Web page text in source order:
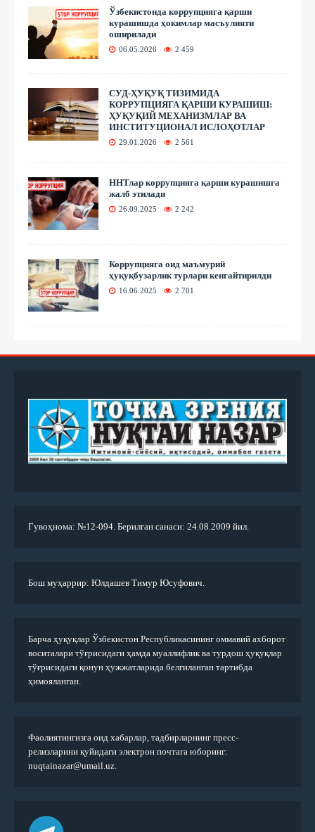
Ўзбекистонда коррупцияга қарши
курашишда ҳокимлар масъулияти
оширилади
06.05.2026 2 459
СУД-ҲУҚУҚ ТИЗИМИДА
КОРРУПЦИЯГА ҚАРШИ КУРАШИШ:
ҲУҚУҚИЙ МЕХАНИЗМЛАР ВА
ИНСТИТУЦИОНАЛ ИСЛОҲОТЛАР
29.01.2026 2 561
ННТлар коррупцияга қарши курашишга
жалб этилади
26.09.2025 2 242
Коррупцияга оид маъмурий
ҳуқуқбузарлик турлари кенгайтирилди
16.06.2025 2 701
Гувоҳнома: №12-094. Берилган санаси: 24.08.2009 йил.
Бош муҳаррир: Юлдашев Тимур Юсуфович.
Барча ҳуқуқлар Ўзбекистон Республикасининг оммавий ахборот
воситалари тўғрисидаги ҳамда муаллифлик ва турдош ҳуқуқлар
тўғрисидаги қонун ҳужжатларида белгиланган тартибда
ҳимояланган.
Фаолиятингизга оид хабарлар, тадбирларнинг пресс-
релизларини қуйидаги электрон почтага юборинг:
nuqtainazar@umail.uz.